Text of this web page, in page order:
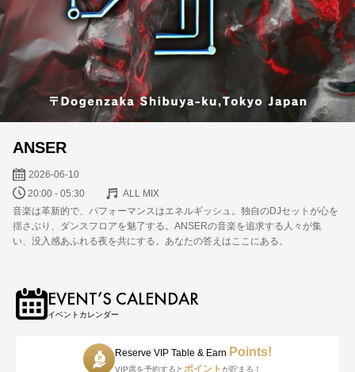
ANSER
2026-06-10
20:00 - 05:30
ALL MIX
音楽は革新的で、パフォーマンスはエネルギッシュ。独自のDJセットが心を
揺さぶり、ダンスフロアを魅了する。ANSERの音楽を追求する人々が集
い、没入感あふれる夜を共にする。あなたの答えはここにある。
EVENT’S CALENDAR
イベントカレンダー
Reserve VIP Table & Earn Points!
VIP席を予約すると ポイント が貯まる！